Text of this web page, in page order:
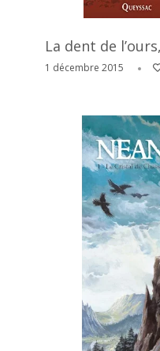
La dent de
1 décembre 2015